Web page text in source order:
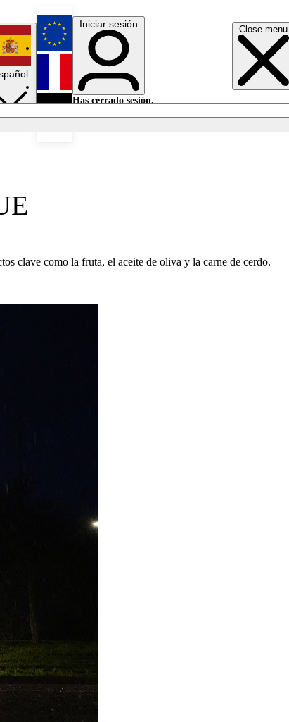
Close menu
English
Français
Iniciar sesión
Has cerrado sesión.
clave como la fruta, el aceite de oliva y la carne de cerdo.